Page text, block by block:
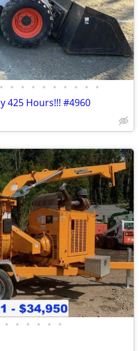
• • • • • • • • • •
425 Hours!!! #4960
• • • • • •